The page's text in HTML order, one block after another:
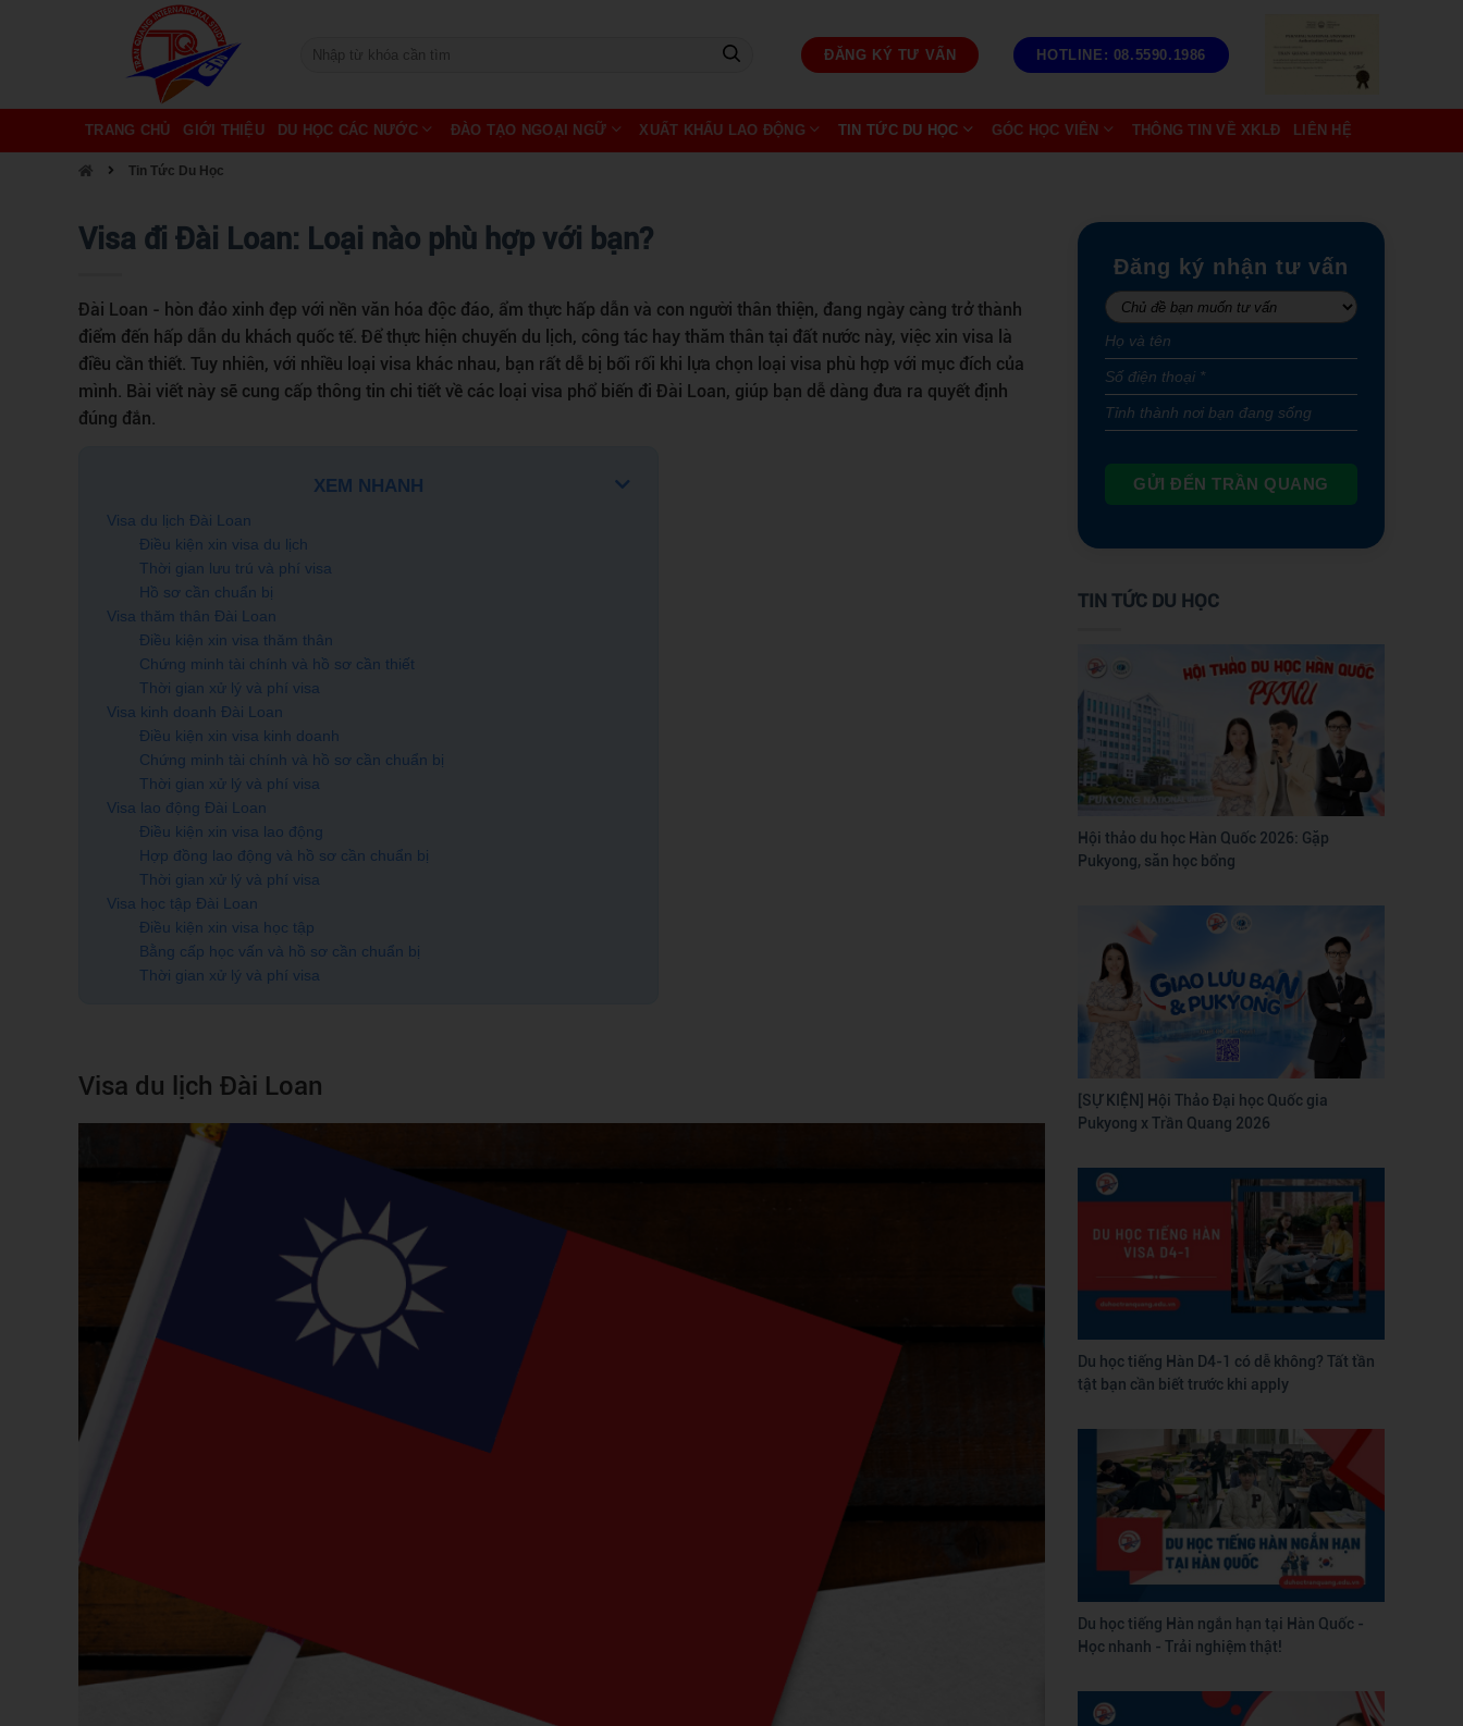
ĐĂNG KÝ TƯ VẤN HOTLINE: 08.5590.1986
TRANG CHỦ GIỚI THIỆU DU HỌC CÁC NƯỚC ĐÀO TẠO NGOẠI NGỮ XUẤT KHẨU LAO ĐỘNG TIN TỨC DU HỌC GÓC HỌC VIÊN THÔNG TIN VỀ XKLĐ LIÊN HỆ
Tin Tức Du Học
Visa đi Đài Loan: Loại nào phù hợp với bạn?
Đài Loan - hòn đảo xinh đẹp với nền văn hóa độc đáo, ẩm thực hấp dẫn và con người thân thiện, đang ngày càng trở thành
điểm đến hấp dẫn du khách quốc tế. Để thực hiện chuyến du lịch, công tác hay thăm thân tại đất nước này, việc xin visa là
điều cần thiết. Tuy nhiên, với nhiều loại visa khác nhau, bạn rất dễ bị bối rối khi lựa chọn loại visa phù hợp với mục đích của
mình. Bài viết này sẽ cung cấp thông tin chi tiết về các loại visa phổ biến đi Đài Loan, giúp bạn dễ dàng đưa ra quyết định
đúng đắn.
XEM NHANH
Visa du lịch Đài Loan
Điều kiện xin visa du lịch
Thời gian lưu trú và phí visa
Hồ sơ cần chuẩn bị
Visa thăm thân Đài Loan
Điều kiện xin visa thăm thân
Chứng minh tài chính và hồ sơ cần thiết
Thời gian xử lý và phí visa
Visa kinh doanh Đài Loan
Điều kiện xin visa kinh doanh
Chứng minh tài chính và hồ sơ cần chuẩn bị
Thời gian xử lý và phí visa
Visa lao động Đài Loan
Điều kiện xin visa lao động
Hợp đồng lao động và hồ sơ cần chuẩn bị
Thời gian xử lý và phí visa
Visa học tập Đài Loan
Điều kiện xin visa học tập
Bằng cấp học vấn và hồ sơ cần chuẩn bị
Thời gian xử lý và phí visa
Visa du lịch Đài Loan
Đăng ký nhận tư vấn
GỬI ĐẾN TRẦN QUANG
TIN TỨC DU HỌC
Hội thảo du học Hàn Quốc 2026: Gặp
Pukyong, săn học bổng
[SỰ KIỆN] Hội Thảo Đại học Quốc gia
Pukyong x Trần Quang 2026
Du học tiếng Hàn D4-1 có dễ không? Tất tần
tật bạn cần biết trước khi apply
Du học tiếng Hàn ngắn hạn tại Hàn Quốc -
Học nhanh - Trải nghiệm thật!